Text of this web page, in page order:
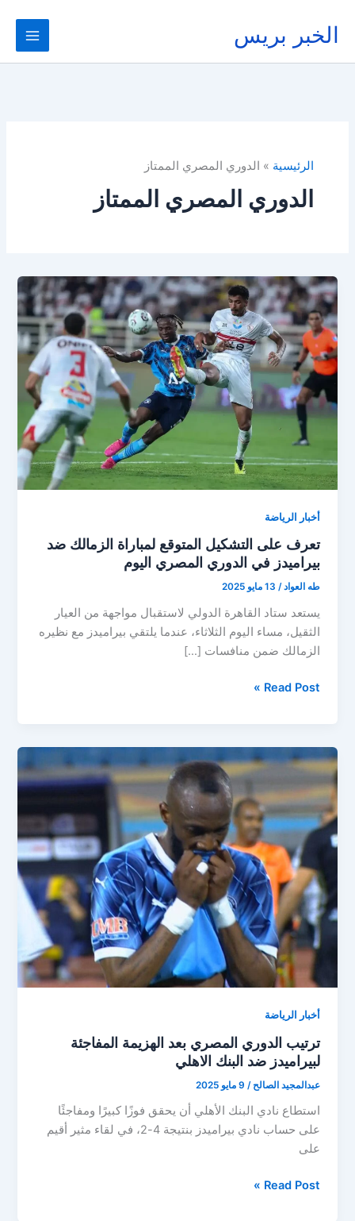
المحتوى
الخبر بريس
الرئيسية الدوري المصري الممتاز
الدوري المصري الممتاز
أخبار الرياضة
تعرف على التشكيل المتوقع لمباراة الزمالك ضد
بيراميدز في الدوري المصري اليوم
طه العواد/ 13 مايو 2025
يستعد ستاد القاهرة الدولي لاستقبال مواجهة من العيار
الثقيل، مساء اليوم الثلاثاء، عندما يلتقي بيراميدز مع نظيره
الزمالك ضمن منافسات […]
تعرف
المتوقع
لمباراة
الزمالك
ضد
بيراميدز
في
الدوري
المصري
اليوم
Read Post »
أخبار الرياضة
ترتيب الدوري المصري بعد الهزيمة المفاجئة
لبيراميدز ضد البنك الاهلي
عبدالمجيد الصالح/ 9 مايو 2025
استطاع نادي البنك الأهلي أن يحقق فوزًا كبيرًا ومفاجئًا
على حساب نادي بيراميدز بنتيجة 4-2، في لقاء مثير أقيم
على
ترتيب
Read Post »